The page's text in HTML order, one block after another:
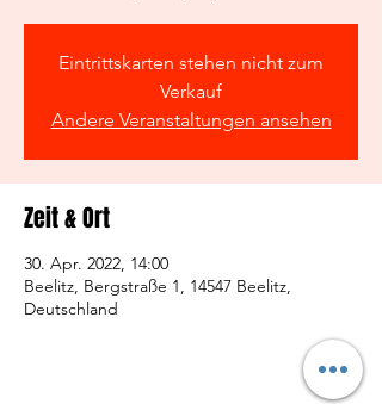
Eintrittskarten stehen nicht zum
Verkauf
Andere Veranstaltungen ansehen
Zeit & Ort
30. Apr. 2022, 14:00
Beelitz, Bergstraße 1, 14547 Beelitz,
Deutschland